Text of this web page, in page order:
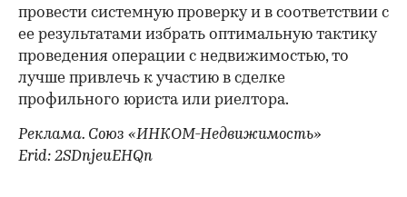
провести системную проверку и в соответствии с
ее результатами избрать оптимальную тактику
проведения операции с недвижимостью, то
лучше привлечь к участию в сделке
профильного юриста или риелтора.
Реклама. Союз «ИНКОМ-Недвижимость»
Erid: 2SDnjeuEHQn